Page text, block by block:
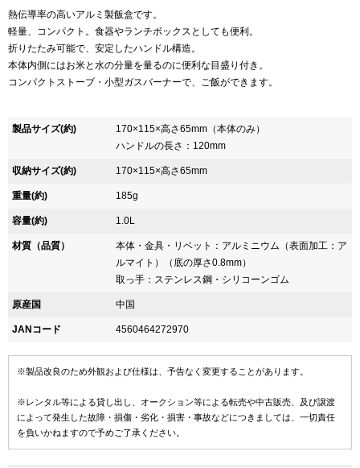
熱伝導率の高いアルミ製飯盒です。
軽量、コンパクト。食器やランチボックスとしても便利。
折りたたみ可能で、安定したハンドル構造。
本体内側にはお米と水の分量を量るのに便利な目盛り付き。
コンパクトストーブ・小型ガスバーナーで、ご飯ができます。
製品サイズ(約)
170×115×高さ65mm（本体のみ）
ハンドルの長さ：120mm
収納サイズ(約) 170×115×高さ65mm
重量(約) 185g
容量(約) 1.0L
材質（品質）
本体・金具・リベット：アルミニウム（表面加工：ア
ルマイト）（底の厚さ0.8mm）
取っ手：ステンレス鋼・シリコーンゴム
原産国 中国
JANコード 4560464272970
※製品改良のため外観および仕様は、予告なく変更することがあります。
※レンタル等による貸し出し、オークション等による転売や中古販売、及び譲渡
によって発生した故障・損傷・劣化・損害・事故などにつきましては、一切責任
を負いかねますので予めご了承ください。